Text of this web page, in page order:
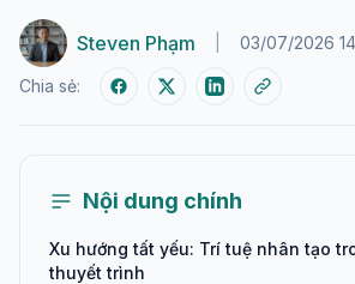
Steven Phạm 03/07/2026
Chia sẻ:
Nội dung chính
Xu hướng tất yếu: Trí tuệ nhân tạo
thuyết trình